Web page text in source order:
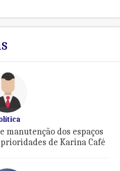
manutenção dos espaços
de Karina Café